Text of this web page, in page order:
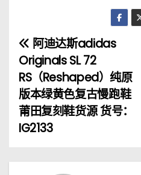
文
章
导
航
阿迪达斯adidas
Originals SL 72
RS（Reshaped）纯原
版本绿黄色复古慢跑鞋
莆田复刻鞋货源 货号：
IG2133